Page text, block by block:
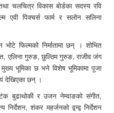
चलचित्र विकास बोर्डका सदस्य रवि
एवी पिक्चर्स फार्म र सलोन सलिना
फिल्मको निर्मातामा छन् । शोभित
एलिना गुरुङ, छुल्ठिम गुरुङ, राजीव जंग
मुख्य भूमिका छ भने विशेष भूमिकामा पूजा
देखिएका छन् ।
टंक बुढाथोकी र उजन नेम्वाङको संगीत,
शंकर महर्जनको द्वन्द्व निर्देशन